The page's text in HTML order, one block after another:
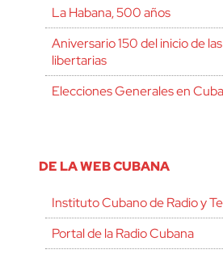
La Habana, 500 años
Aniversario 150 del inicio de
libertarias
Elecciones Generales en Cuba
DE LA WEB CUBANA
Instituto Cubano de Radio y
Portal de la Radio Cubana